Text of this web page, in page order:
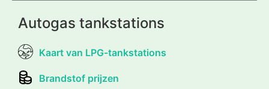
Autogas tankstations
Kaart van LPG-tankstations
Brandstof prijzen